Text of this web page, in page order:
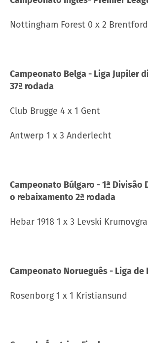
Nottingham Forest 0 x 2 Brentford
Campeonato Belga - Liga Jupiler
37ª rodada
Club Brugge 4 x 1 Gent
Antwerp 1 x 3 Anderlecht
Campeonato Búlgaro - 1ª Divisão
o rebaixamento 2ª rodada
Hebar 1918 1 x 3 Levski
Campeonato Norueguês - Liga de
Rosenborg 1 x 1 Kristiansund